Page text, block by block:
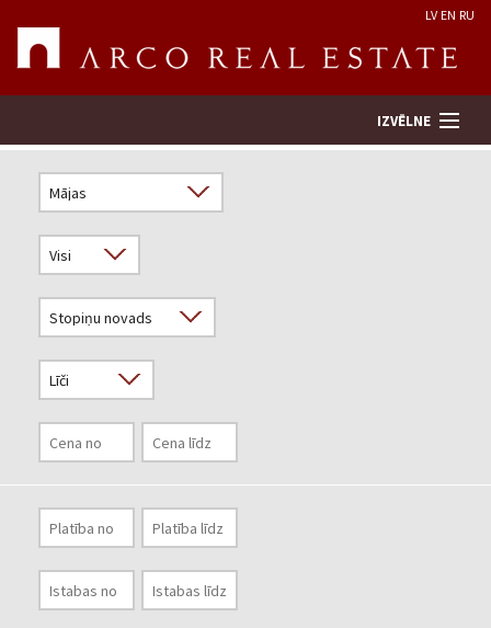
LV EN RU
IZVĒLNE
Novērtēt īpašumu
Uzņēmums
Pakalpojumi
Kontakti